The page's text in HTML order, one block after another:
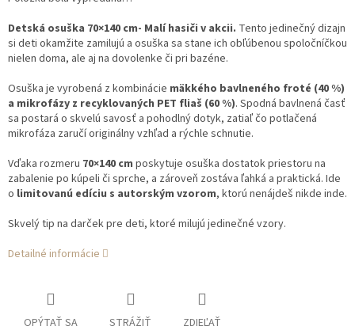
Detská osuška 70×140 cm- Malí hasiči v akcii. Tento jedinečný dizajn
si deti okamžite zamilujú a osuška sa stane ich obľúbenou spoločníčkou
nielen doma, ale aj na dovolenke či pri bazéne.
Osuška je vyrobená z kombinácie mäkkého bavlneného froté (40 %)
a mikrofázy z recyklovaných PET fliaš (60 %). Spodná bavlnená časť
sa postará o skvelú savosť a pohodlný dotyk, zatiaľ čo potlačená
mikrofáza zaručí originálny vzhľad a rýchle schnutie.
Vďaka rozmeru 70×140 cm poskytuje osuška dostatok priestoru na
zabalenie po kúpeli či sprche, a zároveň zostáva ľahká a praktická. Ide
o limitovanú edíciu s autorským vzorom, ktorú nenájdeš nikde inde.
Skvelý tip na darček pre deti, ktoré milujú jedinečné vzory.
Detailné informácie